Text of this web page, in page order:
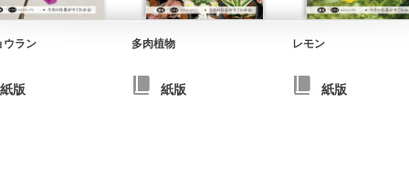
ウラン
紙版
多肉植物
紙版
レモン
紙版